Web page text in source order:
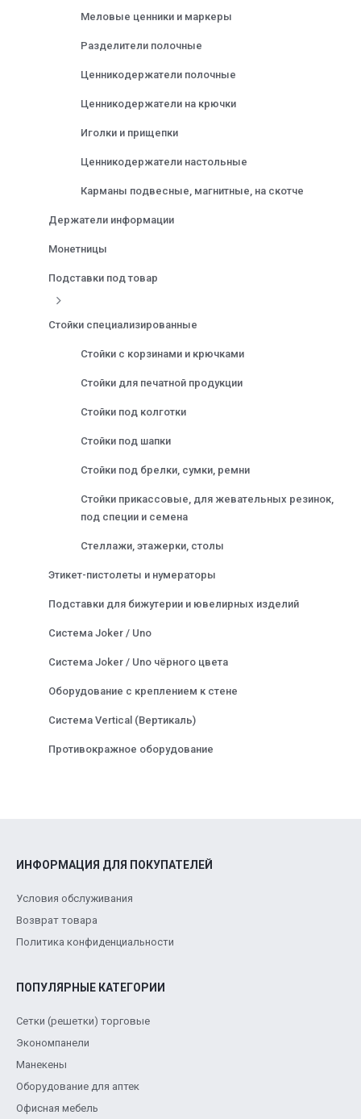
Меловые ценники и маркеры
Разделители полочные
Ценникодержатели полочные
Ценникодержатели на крючки
Иголки и прищепки
Ценникодержатели настольные
Карманы подвесные, магнитные, на скотче
Держатели информации
Монетницы
Подставки под товар
Стойки специализированные
Стойки с корзинами и крючками
Стойки для печатной продукции
Стойки под колготки
Стойки под шапки
Стойки под брелки, сумки, ремни
Стойки прикассовые, для жевательных резинок,
под специи и семена
Стеллажи, этажерки, столы
Этикет-пистолеты и нумераторы
Подставки для бижутерии и ювелирных изделий
Система Joker / Uno
Система Joker / Uno чёрного цвета
Оборудование с креплением к стене
Система Vertical (Вертикаль)
Противокражное оборудование
ИНФОРМАЦИЯ ДЛЯ ПОКУПАТЕЛЕЙ
Условия обслуживания
Возврат товара
Политика конфиденциальности
ПОПУЛЯРНЫЕ КАТЕГОРИИ
Сетки (решетки) торговые
Экономпанели
Манекены
Оборудование для аптек
Офисная мебель